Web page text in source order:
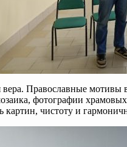
Православные
фотографии
картин, чистоту и